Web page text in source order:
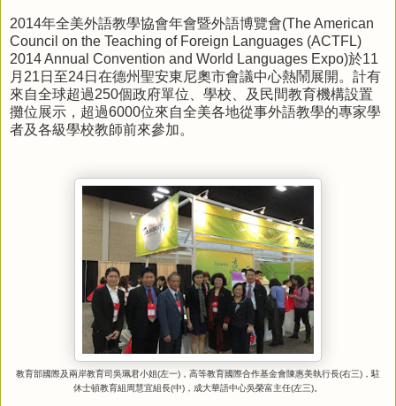
2014年全美外語教學協會年會暨外語博覽會(The American
Council on the Teaching of Foreign Languages (ACTFL)
2014 Annual Convention and World Languages Expo)於11
月 21 日至24日在德州聖安東尼奧市會議中心熱鬧展開。計有
來自全球超過250個政府單位、學校、及民間教育機構設置
攤位展示，超過6000位來自全美各地從事外語教學的專家學
者及各級學校教師前來參加。
教育部國際及兩岸教育司吳珮君小姐(左一) ，高等教育國際合作基金會陳惠美執行長(右三) ，駐
休士頓教育組周慧宜組長(中) ，成大華語中心吳榮富主任(左三)